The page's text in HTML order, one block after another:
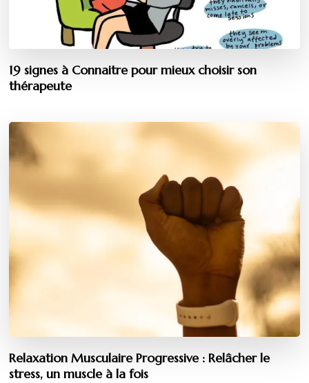
19 signes à Connaitre pour mieux choisir son
thérapeute
Relaxation Musculaire Progressive : Relâcher le
stress, un muscle à la fois